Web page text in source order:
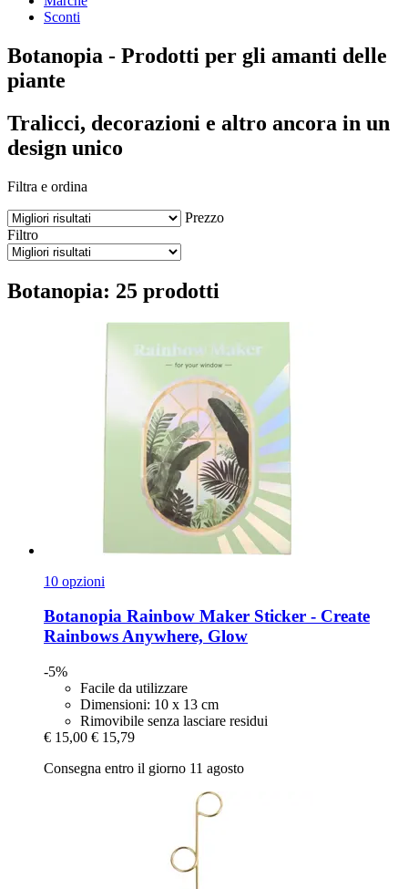
Sconti
Botanopia - Prodotti per gli amanti delle
piante
Tralicci, decorazioni e altro ancora in un
design unico
Filtra e ordina
Prezzo
Filtro
Botanopia: 25 prodotti
10 opzioni
Botanopia Rainbow Maker Sticker -​ Create
Rainbows Anywhere, Glow
-5%
Facile da utilizzare
Dimensioni: 10 x 13 cm
Rimovibile senza lasciare residui
€ 15,00 € 15,79
Consegna entro il giorno 11 agosto